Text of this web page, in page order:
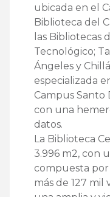
ubicada en el
Biblioteca del
las Bibliotecas
Tecnológico;
Ángeles y
especializada
Campus
con una
datos.
La Biblioteca
3.996 m2, con
compuesta
más de 127 mil